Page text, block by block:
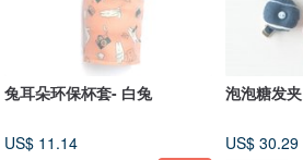
兔耳朵环保杯套- 白兔
US$ 11.14
泡泡糖发夹
US$ 30.29